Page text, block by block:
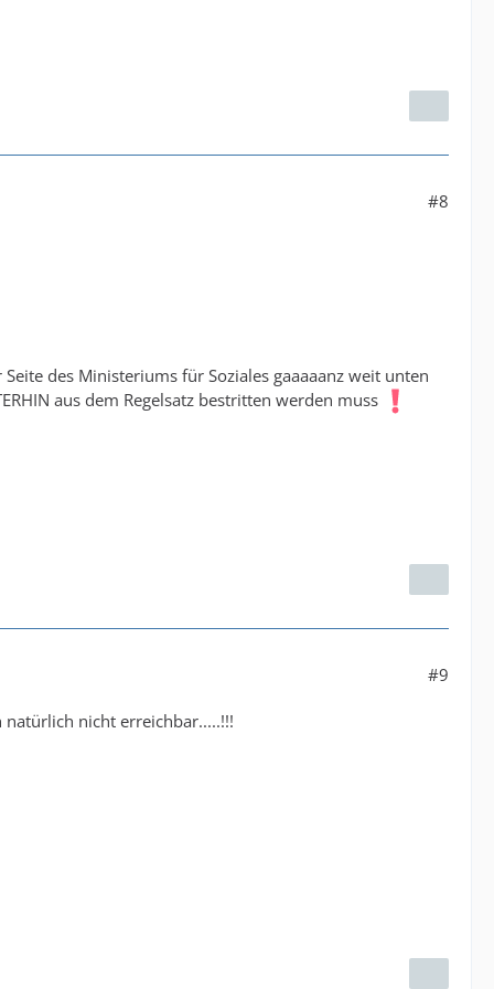
#8
des Ministeriums für Soziales gaaaaanz weit unten
aus dem Regelsatz bestritten werden muss
#9
natürlich nicht erreichbar.....!!!